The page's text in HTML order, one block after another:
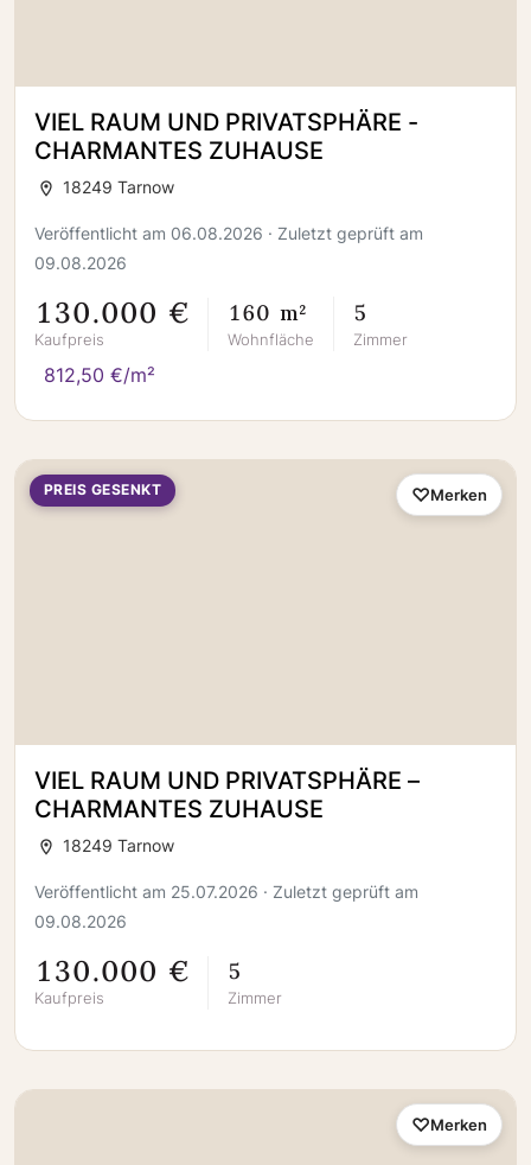
VIEL RAUM UND PRIVATSPHÄRE -
CHARMANTES ZUHAUSE
18249 Tarnow
Veröffentlicht am 06.08.2026 · Zuletzt geprüft am
09.08.2026
130.000 €
Kaufpreis
160 m²
Wohnfläche
5
Zimmer
812,50 €/m²
PREIS GESENKT
VIEL RAUM UND PRIVATSPHÄRE –
CHARMANTES ZUHAUSE
18249 Tarnow
Veröffentlicht am 25.07.2026 · Zuletzt geprüft am
09.08.2026
130.000 €
Kaufpreis
5
Zimmer
Merken
Merken